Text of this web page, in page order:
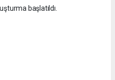
başlatıldı.